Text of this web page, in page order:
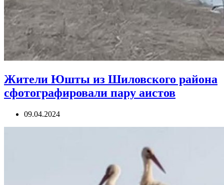
Жители Юшты из Шиловского района
сфотографировали пару аистов
09.04.2024